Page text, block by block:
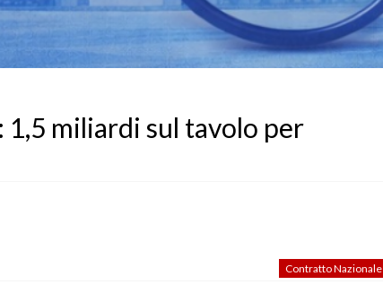
miliardi sul tavolo per
Contratto Nazionale